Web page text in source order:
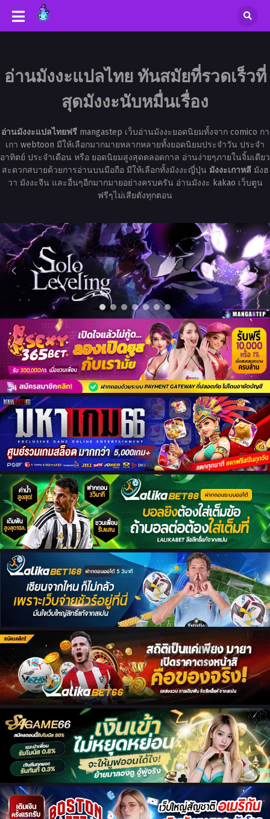
อ่านมังงะแปลไทย ทันสมัยที่รวดเร็วที่
สุดมังงะนับหมื่นเรื่อง
อ่านมังงะแปลไทยฟรีmangastep เว็บอ่านมังงะยอดนิยมทั้งจาก comico กา
เกา webtoon มีให้เลือกมากมายหลากหลายทั้งยอดนิยมประจำวัน ประจำ
อาทิตย์ ประจำเดือน หรือ ยอดนิยมสูงสุดตลอดกาล อ่านง่ายๆภายในจิ้มเดียว
สะดวกสบายด้วยการอ่านบนมือถือ มีให้เลือกทั้งมังงะญี่ปุ่น มังงะเกาหลีมังฮ
วา มังงะจีน และอื่นๆอีกมากมายอย่างครบครัน อ่านมังงะ kakao เว็บตูน
ฟรีๆไม่เสียตังทุกตอน